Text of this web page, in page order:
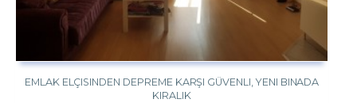
EMLAK ELÇISINDEN DEPREME KARŞI GÜVENLI, YENI BINADA
KIRALIK